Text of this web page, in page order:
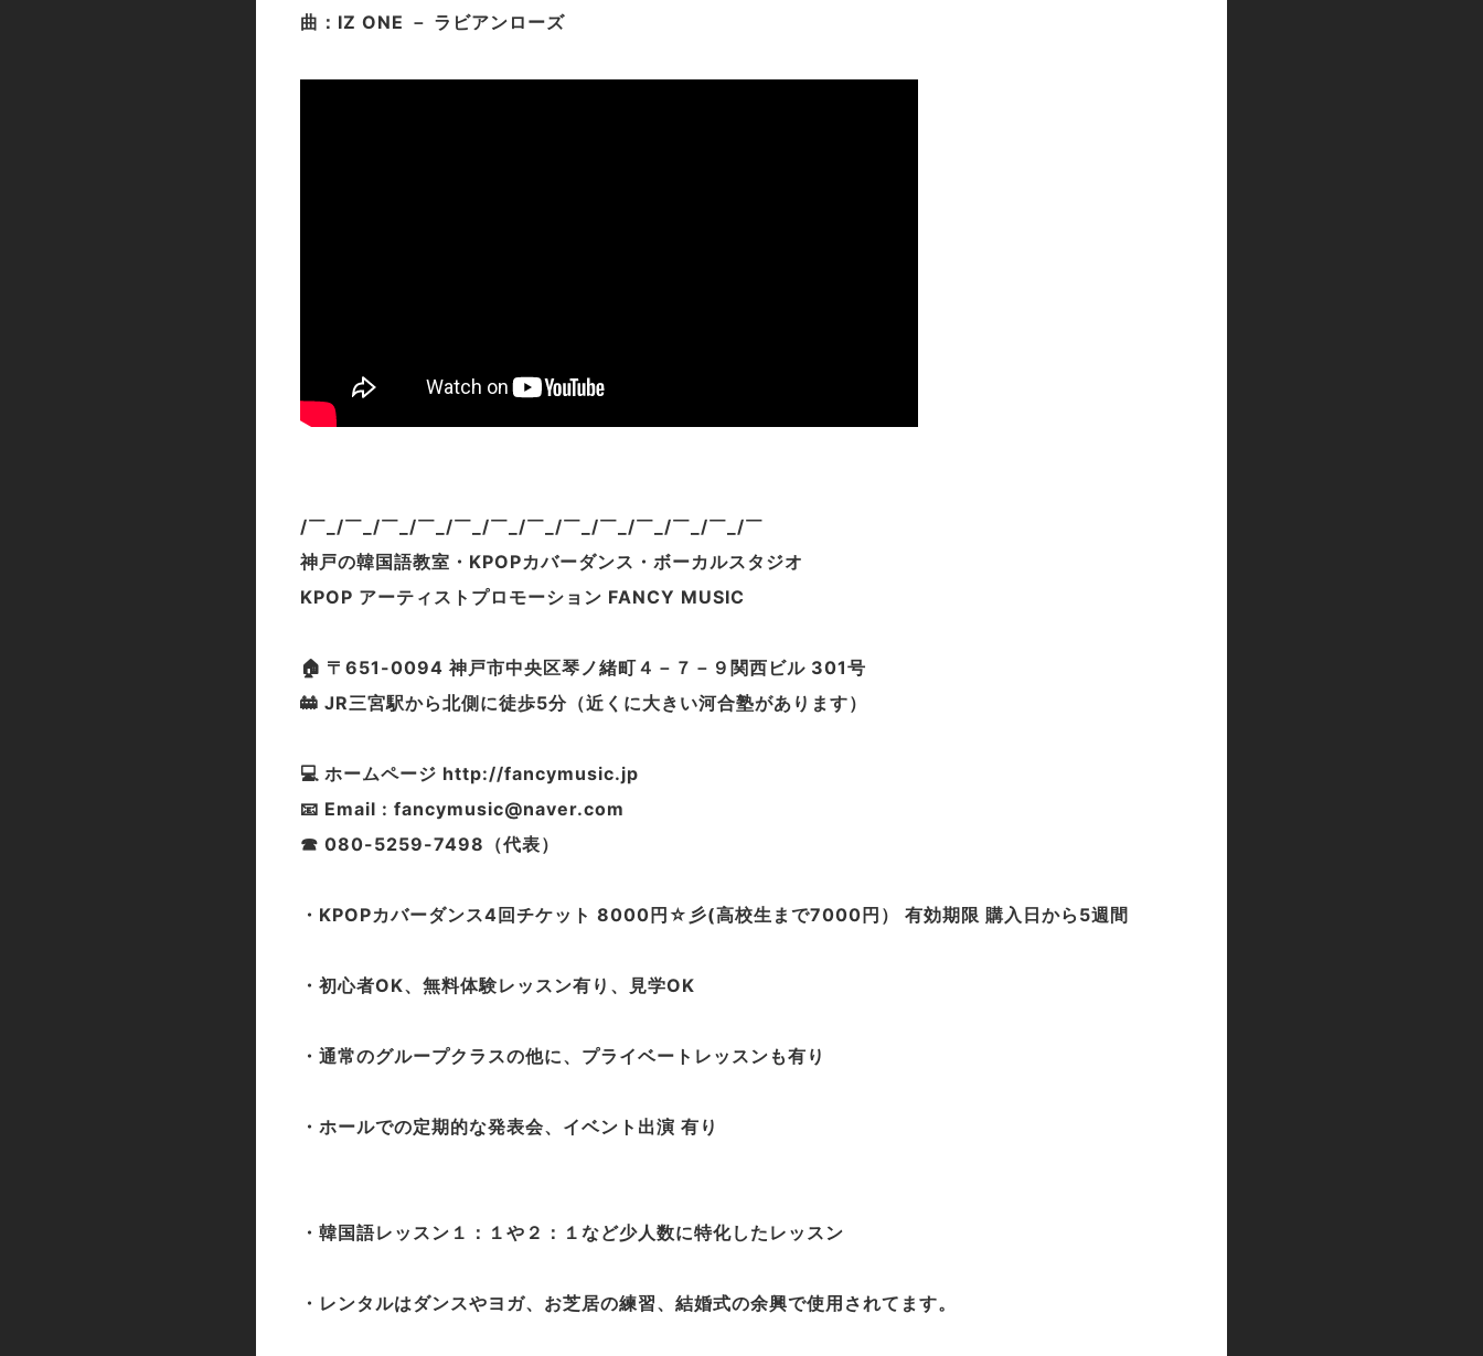
曲：IZ ONE － ラビアンローズ
/￣_/￣_/￣_/￣_/￣_/￣_/￣_/￣_/￣_/￣_/￣_/￣_/￣
神戸の韓国語教室・KPOPカバーダンス・ボーカルスタジオ
KPOP アーティストプロモーション FANCY MUSIC
🏠 〒651-0094 神戸市中央区琴ノ緒町４－７－９関西ビル 301号
🚋 JR三宮駅から北側に徒歩5分（近くに大きい河合塾があります）
💻 ホームページ http://fancymusic.jp
📧 Email : fancymusic@naver.com
☎ 080-5259-7498（代表）
・KPOPカバーダンス4回チケット 8000円☆彡(高校生まで7000円） 有効期限 購入日から5週間
・初心者OK、無料体験レッスン有り、見学OK
・通常のグループクラスの他に、プライベートレッスンも有り
・ホールでの定期的な発表会、イベント出演 有り
・韓国語レッスン１：１や２：１など少人数に特化したレッスン
・レンタルはダンスやヨガ、お芝居の練習、結婚式の余興で使用されてます。